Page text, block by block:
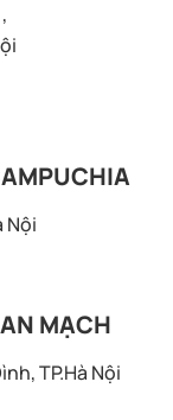
Nội
MẠCH
TP.Hà Nội